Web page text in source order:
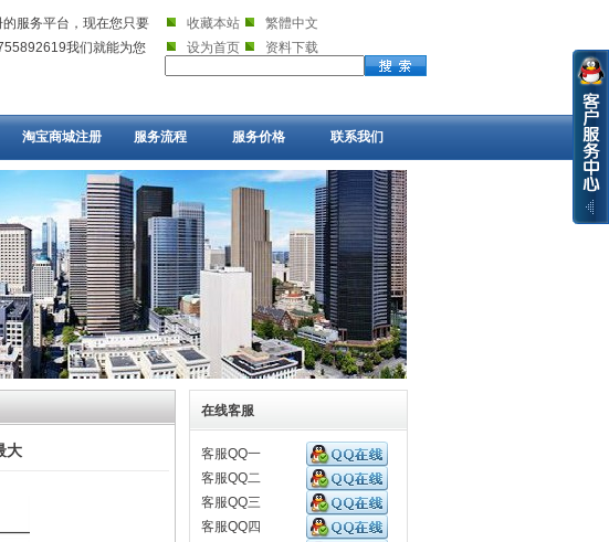
服务平台，现在您只要
我们就能为您
收藏本站
繁體中文
设为首页
资料下载
淘宝商城注册 服务流程 服务价格 联系我们
大
在线客服
客服QQ一
客服QQ二
客服QQ三
客服QQ四